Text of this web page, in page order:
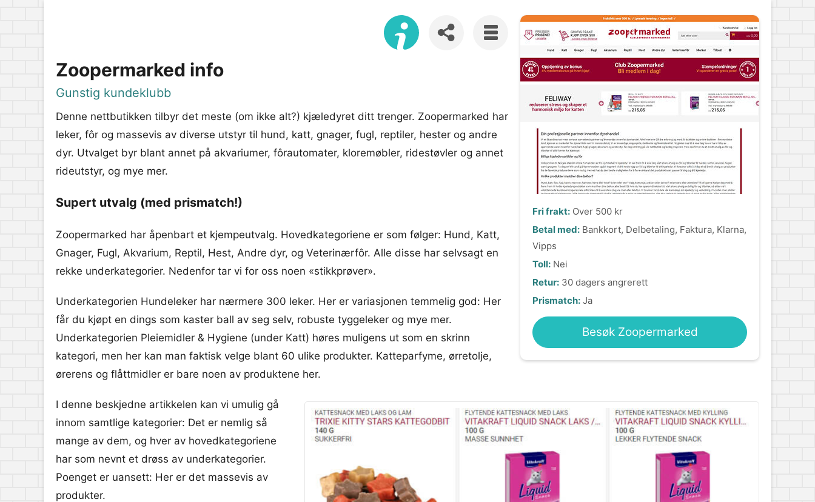
Zoopermarked info
Gunstig kundeklubb
Fri frakt: Over 500 kr
Betal med: Bankkort, Delbetaling, Faktura, Klarna,
Vipps
Toll: Nei
Retur: 30 dagers angrerett
Prismatch: Ja
Besøk Zoopermarked
Denne nettbutikken tilbyr det meste (om ikke alt?) kjæledyret ditt trenger. Zoopermarked har
leker, fôr og massevis av diverse utstyr til hund, katt, gnager, fugl, reptiler, hester og andre
dyr. Utvalget byr blant annet på akvariumer, fôrautomater, kloremøbler, ridestøvler og annet
rideutstyr, og mye mer.
Supert utvalg (med prismatch!)
Zoopermarked har åpenbart et kjempeutvalg. Hovedkategoriene er som følger: Hund, Katt,
Gnager, Fugl, Akvarium, Reptil, Hest, Andre dyr, og Veterinærfôr. Alle disse har selvsagt en
rekke underkategorier. Nedenfor tar vi for oss noen «stikkprøver».
Underkategorien Hundeleker har nærmere 300 leker. Her er variasjonen temmelig god: Her
får du kjøpt en dings som kaster ball av seg selv, robuste tyggeleker og mye mer.
Underkategorien Pleiemidler & Hygiene (under Katt) høres muligens ut som en skrinn
kategori, men her kan man faktisk velge blant 60 ulike produkter. Katteparfyme, ørretolje,
ørerens og flåttmidler er bare noen av produktene her.
I denne beskjedne artikkelen kan vi umulig gå
innom samtlige kategorier: Det er nemlig så
mange av dem, og hver av hovedkategoriene
har som nevnt et drøss av underkategorier.
Poenget er uansett: Her er det massevis av
produkter.